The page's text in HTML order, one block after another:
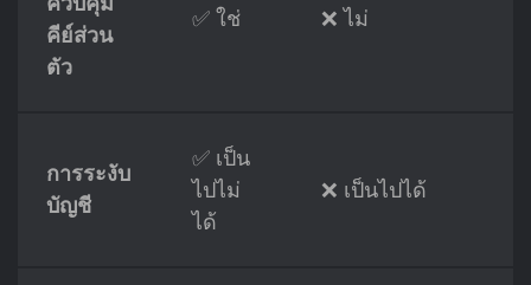
คีย์ส่วน
ตัว
✅ ใช่ ❌ ไม่
การระงับ
บัญชี
✅ เป็น
ไปไม่
ได้
❌ เป็นไปได้